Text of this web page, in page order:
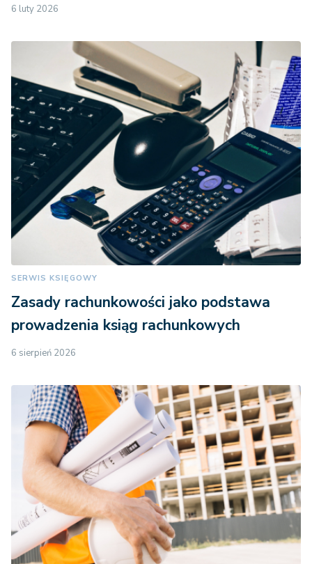
6 luty 2026
SERWIS KSIĘGOWY
Zasady rachunkowości jako podstawa
prowadzenia ksiąg rachunkowych
6 sierpień 2026